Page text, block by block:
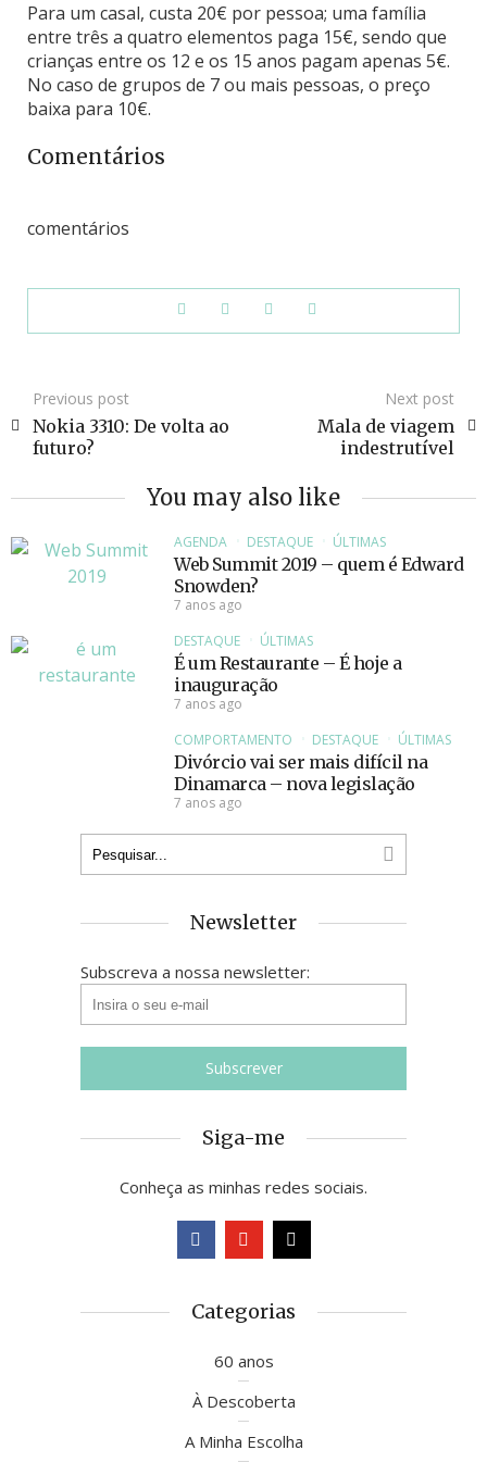
Para um casal, custa 20€ por pessoa; uma família
entre três a quatro elementos paga 15€, sendo que
crianças entre os 12 e os 15 anos pagam apenas 5€.
No caso de grupos de 7 ou mais pessoas, o preço
baixa para 10€.
Comentários
comentários
Previous post
Nokia 3310: De volta ao
futuro?
Next post
Mala de viagem
indestrutível
You may also like
AGENDA DESTAQUE ÚLTIMAS
Web Summit 2019 – quem é Edward
Snowden?
7 anos ago
DESTAQUE
ÚLTIMAS
É um Restaurante – É hoje a
inauguração
7 anos ago
COMPORTAMENTO
DESTAQUE ÚLTIMAS
Divórcio vai ser mais difícil na
Dinamarca – nova legislação
7 anos ago
Newsletter
Subscreva a nossa newsletter:
Siga-me
Conheça as minhas redes sociais.
Categorias
60 anos
À Descoberta
A Minha Escolha